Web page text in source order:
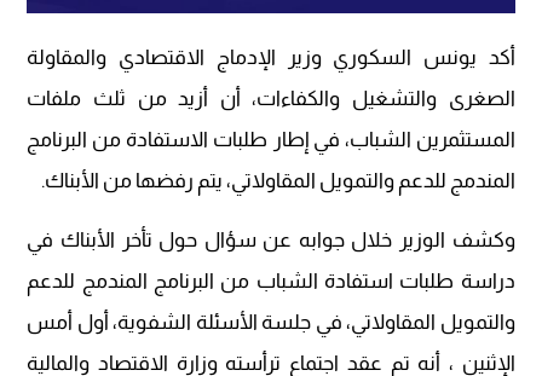
أكد يونس السكوري وزير الإدماج الاقتصادي والمقاولة
الصغرى والتشغيل والكفاءات، أن أزيد من ثلث ملفات
المستثمرين الشباب، في إطار طلبات الاستفادة من البرنامج
المندمج للدعم والتمويل المقاولاتي، يتم رفضها من الأبناك.
وكشف الوزير خلال جوابه عن سؤال حول تأخر الأبناك في
دراسة طلبات استفادة الشباب من البرنامج المندمج للدعم
والتمويل المقاولاتي، في جلسة الأسئلة الشفوية، أول أمس
الإثنين ، أنه تم عقد اجتماع ترأسته وزارة الاقتصاد والمالية